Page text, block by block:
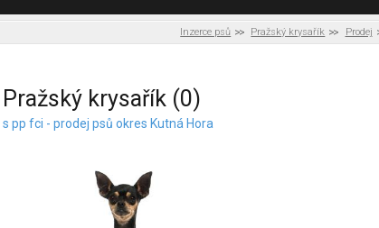
Inzerce psů Pražský krysařík Prodej
Pražský krysařík (0)
s pp fci - prodej psů okres Kutná Hora